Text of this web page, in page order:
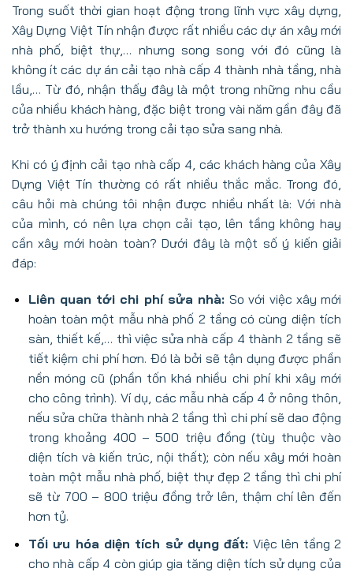
Trong suốt thời gian hoạt động trong lĩnh vực xây dựng,
Xây Dựng Việt Tín nhận được rất nhiều các dự án xây mới
nhà phố, biệt thự,… nhưng song song với đó cũng là
không ít các dự án cải tạo nhà cấp 4 thành nhà tầng, nhà
lầu,… Từ đó, nhận thấy đây là một trong những nhu cầu
của nhiều khách hàng, đặc biệt trong vài năm gần đây đã
trở thành xu hướng trong cải tạo sửa sang nhà.
Khi có ý định cải tạo nhà cấp 4, các khách hàng của Xây
Dựng Việt Tín thường có rất nhiều thắc mắc. Trong đó,
câu hỏi mà chúng tôi nhận được nhiều nhất là: Với nhà
của mình, có nên lựa chọn cải tạo, lên tầng không hay
cần xây mới hoàn toàn? Dưới đây là một số ý kiến giải
đáp:
Liên quan tới chi phí sửa nhà:So với việc xây mới
hoàn toàn một mẫu nhà phố 2 tầng có cùng diện tích
sàn, thiết kế,… thì việc sửa nhà cấp 4 thành 2 tầng sẽ
tiết kiệm chi phí hơn. Đó là bởi sẽ tận dụng được phần
nền móng cũ (phần tốn khá nhiều chi phí khi xây mới
cho công trình). Ví dụ, các mẫu nhà cấp 4 ở nông thôn,
nếu sửa chữa thành nhà 2 tầng thì chi phí sẽ dao động
trong khoảng 400 – 500 triệu đồng (tùy thuộc vào
diện tích và kiến trúc, nội thất); còn nếu xây mới hoàn
toàn một mẫu nhà phố, biệt thự đẹp 2 tầng thì chi phí
sẽ từ 700 – 800 triệu đồng trở lên, thậm chí lên đến
hơn tỷ.
Tối ưu hóa diện tích sử dụng đất: Việc lên tầng 2
cho nhà cấp 4 còn giúp gia tăng diện tích sử dụng của